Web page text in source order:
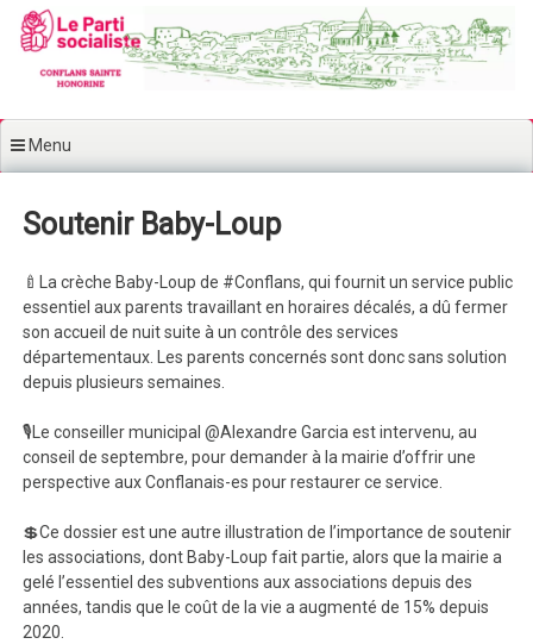
Aller au contenu principal
Menu
Soutenir Baby-Loup
🍼La crèche Baby-Loup de #Conflans, qui fournit un service public
essentiel aux parents travaillant en horaires décalés, a dû fermer
son accueil de nuit suite à un contrôle des services
départementaux. Les parents concernés sont donc sans solution
depuis plusieurs semaines.
🎙Le conseiller municipal @Alexandre Garcia est intervenu, au
conseil de septembre, pour demander à la mairie d’offrir une
perspective aux Conflanais-es pour restaurer ce service.
💲Ce dossier est une autre illustration de l’importance de soutenir
les associations, dont Baby-Loup fait partie, alors que la mairie a
gelé l’essentiel des subventions aux associations depuis des
années, tandis que le coût de la vie a augmenté de 15% depuis
2020.